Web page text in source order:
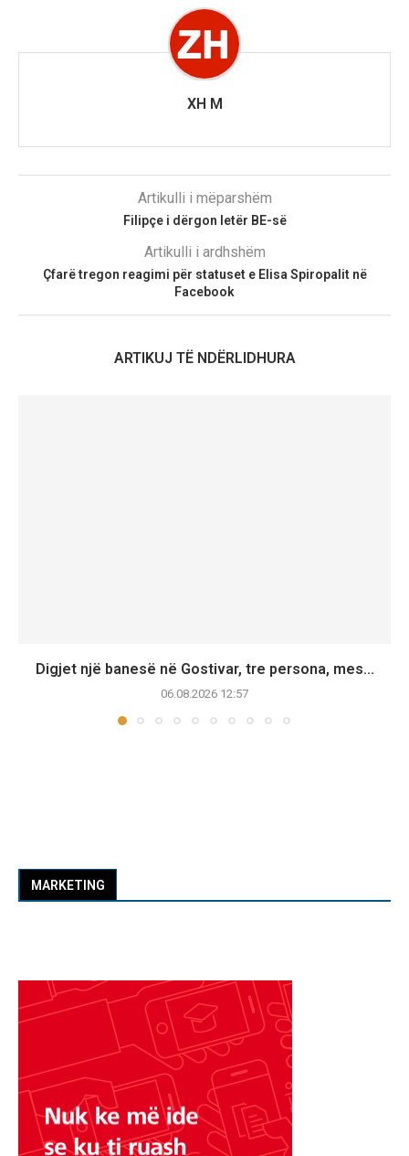
XH M
Artikulli i mëparshëm
Filipçe i dërgon letër BE-së
Artikulli i ardhshëm
Çfarë tregon reagimi për statuset e Elisa Spiropalit në
Facebook
ARTIKUJ TË NDËRLIDHURA
Digjet një banesë në Gostivar, tre persona, mes...
06.08.2026 12:57
MARKETING